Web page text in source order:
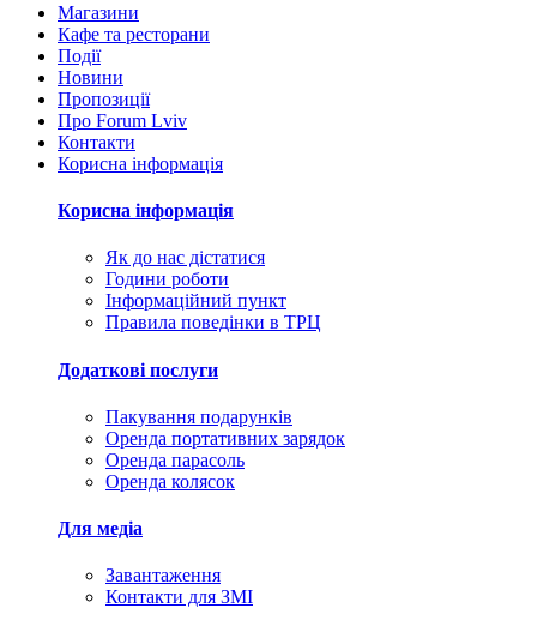
Магазини
Кафе та ресторани
Події
Новини
Пропозиції
Про Forum Lviv
Контакти
Корисна інформація
Корисна інформація
Як до нас дістатися
Години роботи
Інформаційний пункт
Правила поведінки в ТРЦ
Додаткові послуги
Пакування подарунків
Оренда портативних зарядок
Оренда парасоль
Оренда колясок
Для медіа
Завантаження
Контакти для ЗМІ